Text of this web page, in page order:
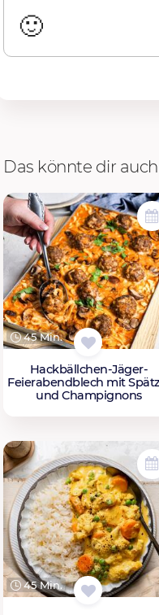
🙂
Das könnte dir
45 Min.
Hackbällchen-Jäger-
Feierabendblech mit
und Champignons
45 Min.